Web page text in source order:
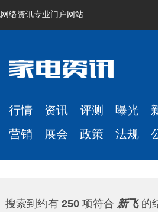
络资讯专业门户网站
行情 资讯 评测 曝光
营销 展会 政策 法规
搜索到约有 250 项符合 新飞 的